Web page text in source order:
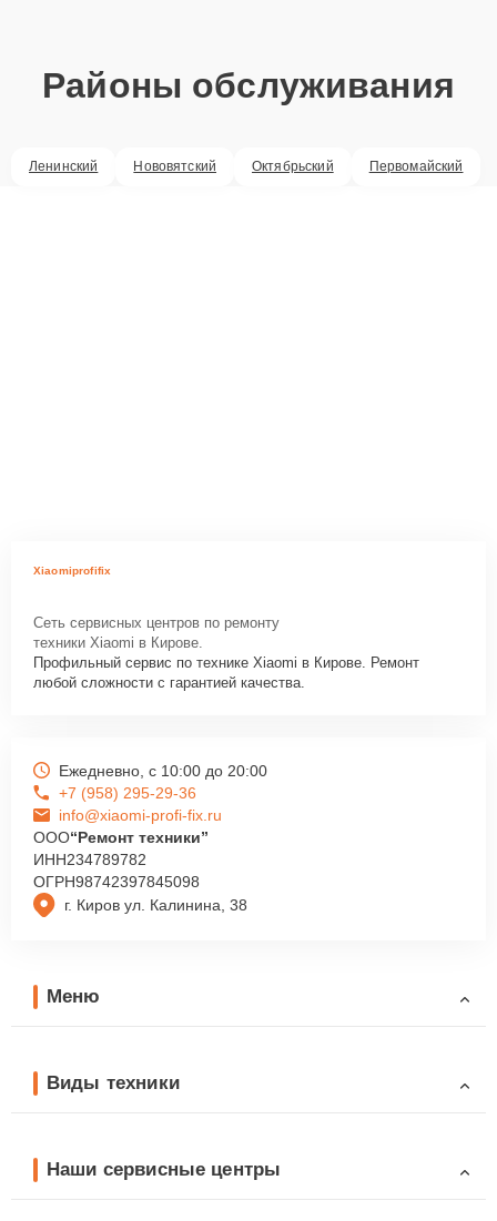
Районы обслуживания
Ленинский Нововятский Октябрьский Первомайский
Xiaomiprofifix
Сеть сервисных центров по ремонту
техники Xiaomi в Кирове.
Профильный сервис по технике Xiaomi в Кирове. Ремонт
любой сложности с гарантией качества.
г. Киров ул. Калинина, 38
Ежедневно, с 10:00 до 20:00
+7 (958) 295-29-36
info@xiaomi-profi-fix.ru
ООО“Ремонт техники”
ИНН234789782
ОГРН98742397845098
Меню
Виды техники
Наши сервисные центры